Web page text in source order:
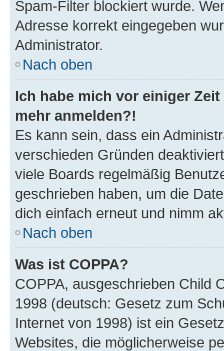
Spam-Filter blockiert wurde.
Adresse korrekt eingegeben
Administrator.
Nach oben
Ich habe mich vor einiger
mehr anmelden?!
Es kann sein, dass ein
verschieden Gründen
viele Boards regelmäßig
geschrieben haben, um die
dich einfach erneut und nimm
Nach oben
Was ist COPPA?
COPPA, ausgeschrieben Child
1998 (deutsch: Gesetz zum
Internet von 1998) ist ein
Websites, die möglicherweise